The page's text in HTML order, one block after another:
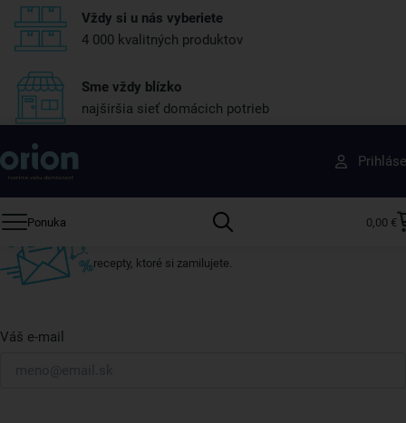
Vždy si u nás vyberiete
4 000 kvalitných produktov
Sme vždy blízko
najširšia sieť domácich potrieb
Ponuka 0,00 €
Získajte rady, recepty a tipy na zľavy skôr ako
ktokoľvek iný
Prihláste sa k odberu nášho newslettera.
recepty, ktoré si zamilujete.
Váš e-mail